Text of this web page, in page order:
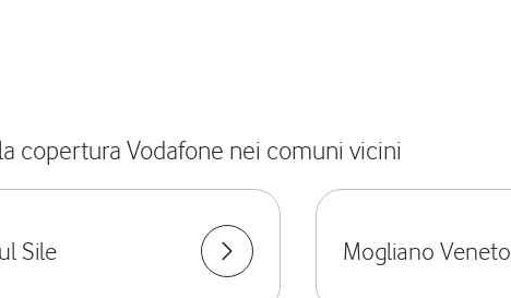
copertura Vodafone nei comuni vicini
Sile Mogliano Veneto